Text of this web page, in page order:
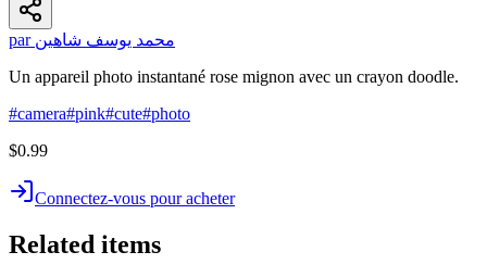
par محمد يوسف شاهين
Un appareil photo instantané rose mignon avec un crayon doodle.
#camera#pink#cute#photo
$0.99
Connectez-vous pour acheter
Related items